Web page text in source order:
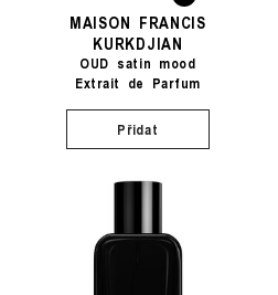
MAISON FRANCIS
KURKDJIAN
OUD satin mood
Extrait de Parfum
Přidat